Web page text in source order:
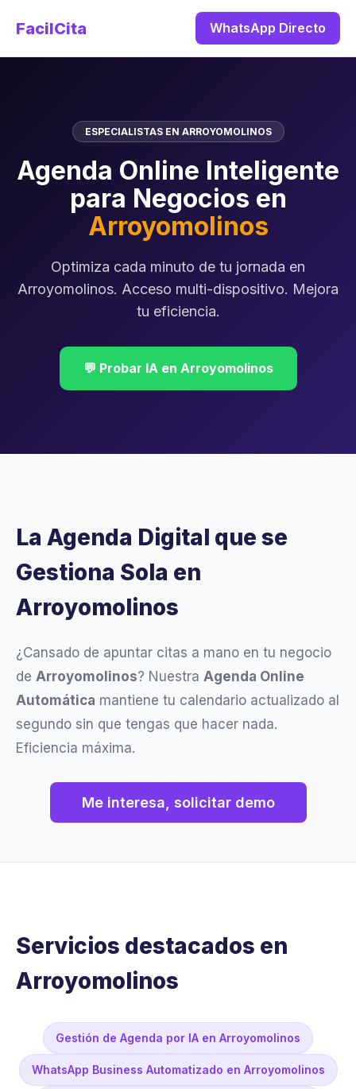
FacilCita WhatsApp Directo
ESPECIALISTAS EN ARROYOMOLINOS
Agenda Online Inteligente
para Negocios en
Arroyomolinos
Optimiza cada minuto de tu jornada en
Arroyomolinos. Acceso multi-dispositivo. Mejora
tu eficiencia.
💬 Probar IA en Arroyomolinos
La Agenda Digital que se
Gestiona Sola en
Arroyomolinos
¿Cansado de apuntar citas a mano en tu negocio
de Arroyomolinos? Nuestra Agenda Online
Automática mantiene tu calendario actualizado al
segundo sin que tengas que hacer nada.
Eficiencia máxima.
Me interesa, solicitar demo
Servicios destacados en
Arroyomolinos
Gestión de Agenda por IA en Arroyomolinos
WhatsApp Business Automatizado en Arroyomolinos